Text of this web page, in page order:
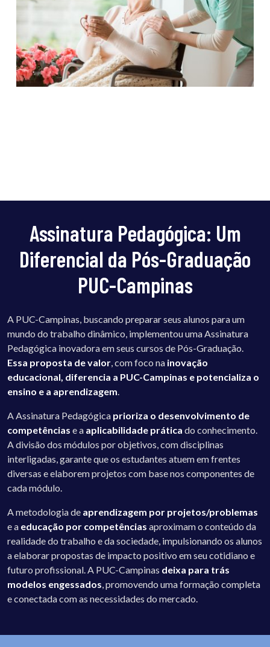
Assinatura Pedagógica: Um
Diferencial da Pós-Graduação
PUC-Campinas
A PUC-Campinas, buscando preparar seus alunos para um
mundo do trabalho dinâmico, implementou uma Assinatura
Pedagógica inovadora em seus cursos de Pós-Graduação.
Essa proposta de valor, com foco na inovação
educacional, diferencia a PUC-Campinas e potencializa o
ensino e a aprendizagem.
A Assinatura Pedagógica prioriza o desenvolvimento de
competências e a aplicabilidade prática do conhecimento.
A divisão dos módulos por objetivos, com disciplinas
interligadas, garante que os estudantes atuem em frentes
diversas e elaborem projetos com base nos componentes de
cada módulo.
A metodologia de aprendizagem por projetos/problemas
e a educação por competências aproximam o conteúdo da
realidade do trabalho e da sociedade, impulsionando os alunos
a elaborar propostas de impacto positivo em seu cotidiano e
futuro profissional. A PUC-Campinas deixa para trás
modelos engessados, promovendo uma formação completa
e conectada com as necessidades do mercado.